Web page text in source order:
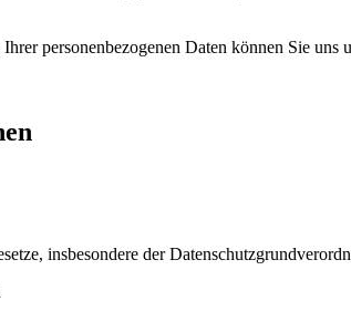
personenbezogenen Daten können Sie uns
insbesondere der